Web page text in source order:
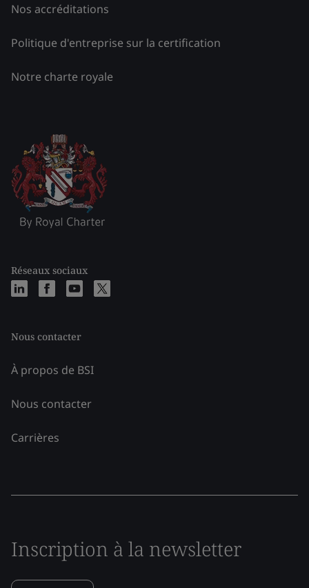
Nos accréditations
Politique d'entreprise sur la certification
Notre charte royale
Réseaux sociaux
Nous contacter
À propos de BSI
Nous contacter
Carrières
Inscription à la newsletter